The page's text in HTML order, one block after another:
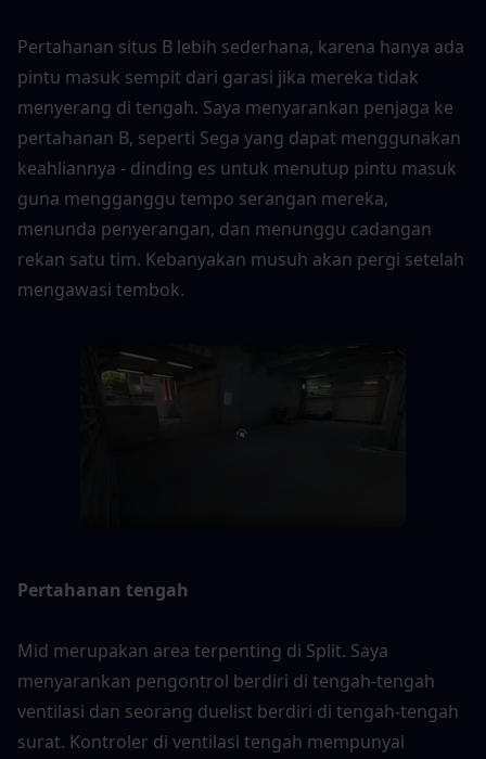
Pertahanan situs B lebih sederhana, karena hanya ada
pintu masuk sempit dari garasi jika mereka tidak
menyerang di tengah. Saya menyarankan penjaga ke
pertahanan B, seperti Sega yang dapat menggunakan
keahliannya - dinding es untuk menutup pintu masuk
guna mengganggu tempo serangan mereka,
menunda penyerangan, dan menunggu cadangan
rekan satu tim. Kebanyakan musuh akan pergi setelah
mengawasi tembok.
Pertahanan tengah
Mid merupakan area terpenting di Split. Saya
menyarankan pengontrol berdiri di tengah-tengah
ventilasi dan seorang duelist berdiri di tengah-tengah
surat. Kontroler di ventilasi tengah mempunyai